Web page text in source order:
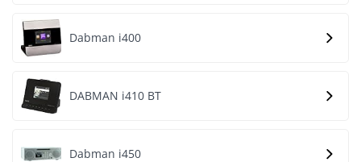
Dabman i400
DABMAN i410 BT
Dabman i450